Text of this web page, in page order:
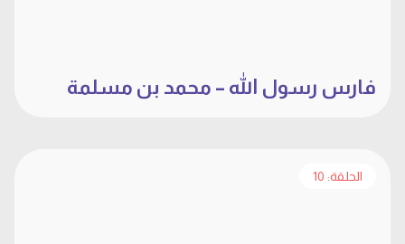
فارس رسول الله – محمد بن مسلمة
الحلقة: 10